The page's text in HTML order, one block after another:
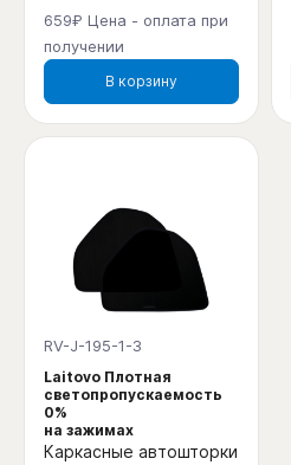
659₽ Цена - оплата при
получении
В корзину
RV-J-195-1-3
Laitovo Плотная
светопропускаемость
0%
на зажимах
Каркасные автошторки